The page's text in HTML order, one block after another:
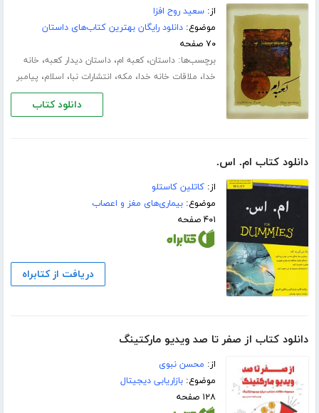
از:سعید روح افزا
موضوع:دانلود رایگان بهترین کتاب‌های داستان
۷۰ صفحه
برچسب‌ها:داستان،کعبه ام،داستان دیدار کعبه، خانه
خدا، ملاقات خانه خدا، مکه، انتشارات نبا، اسلام، پیامبر
دانلود کتاب
دانلود کتاب ام. اس.
از:کاتلین کاستلو
موضوع:بیماری‌های مغز و اعصاب
۴۰۱ صفحه
دریافت از کتابراه
دانلود کتاب از صفر تا صد ویدیو مارکتینگ
از: محسن نبوی
موضوع:بازاریابی دیجیتال
۱۲۸ صفحه